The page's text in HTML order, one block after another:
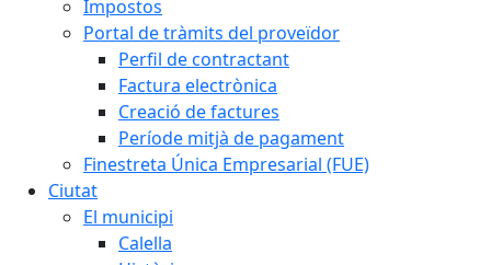
Impostos
Portal de tràmits del proveïdor
Perfil de contractant
Factura electrònica
Creació de factures
Període mitjà de pagament
Finestreta Única Empresarial (FUE)
Ciutat
El municipi
Calella